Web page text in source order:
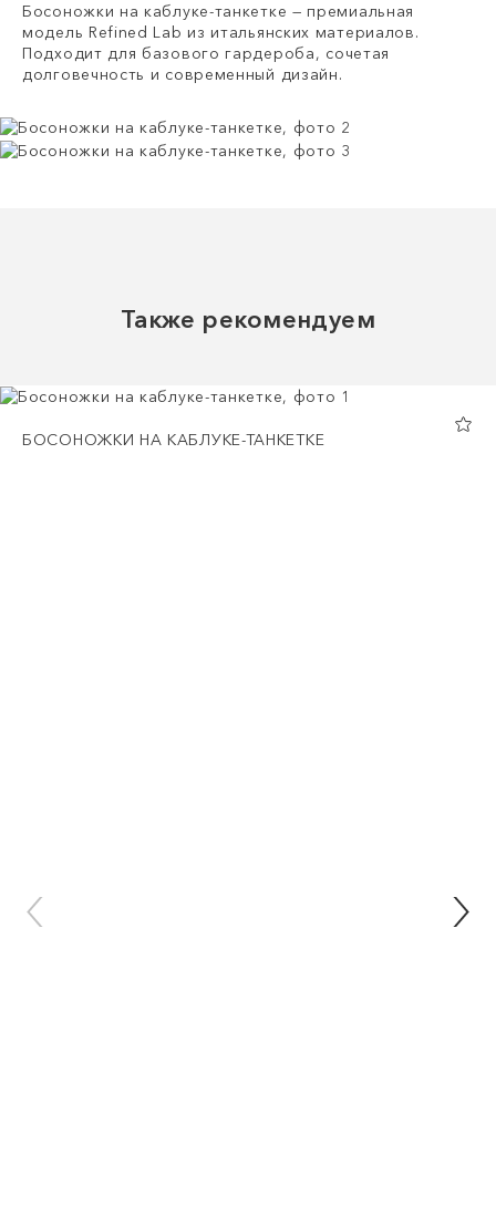
Босоножки на каблуке-танкетке — премиальная
модель Refined Lab из итальянских материалов.
Подходит для базового гардероба, сочетая
долговечность и современный дизайн.
Также рекомендуем
БОСОНОЖКИ НА КАБЛУКЕ-ТАНКЕТКЕ